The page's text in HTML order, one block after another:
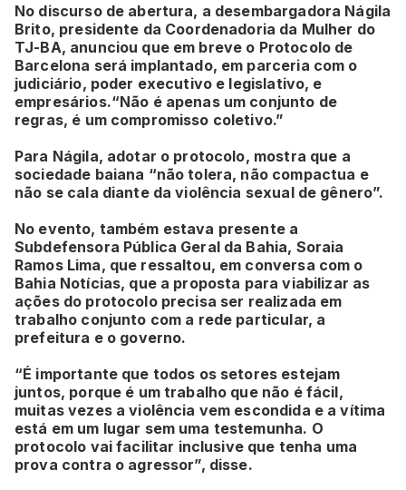
No discurso de abertura, a desembargadora Nágila
Brito, presidente da Coordenadoria da Mulher do
TJ-BA, anunciou que em breve o Protocolo de
Barcelona será implantado, em parceria com o
judiciário, poder executivo e legislativo, e
empresários.“Não é apenas um conjunto de
regras, é um compromisso coletivo.”
Para Nágila, adotar o protocolo, mostra que a
sociedade baiana “não tolera, não compactua e
não se cala diante da violência sexual de gênero”.
No evento, também estava presente a
Subdefensora Pública Geral da Bahia, Soraia
Ramos Lima, que ressaltou, em conversa com o
Bahia Notícias, que a proposta para viabilizar as
ações do protocolo precisa ser realizada em
trabalho conjunto com a rede particular, a
prefeitura e o governo.
“É importante que todos os setores estejam
juntos, porque é um trabalho que não é fácil,
muitas vezes a violência vem escondida e a vítima
está em um lugar sem uma testemunha. O
protocolo vai facilitar inclusive que tenha uma
prova contra o agressor”, disse.